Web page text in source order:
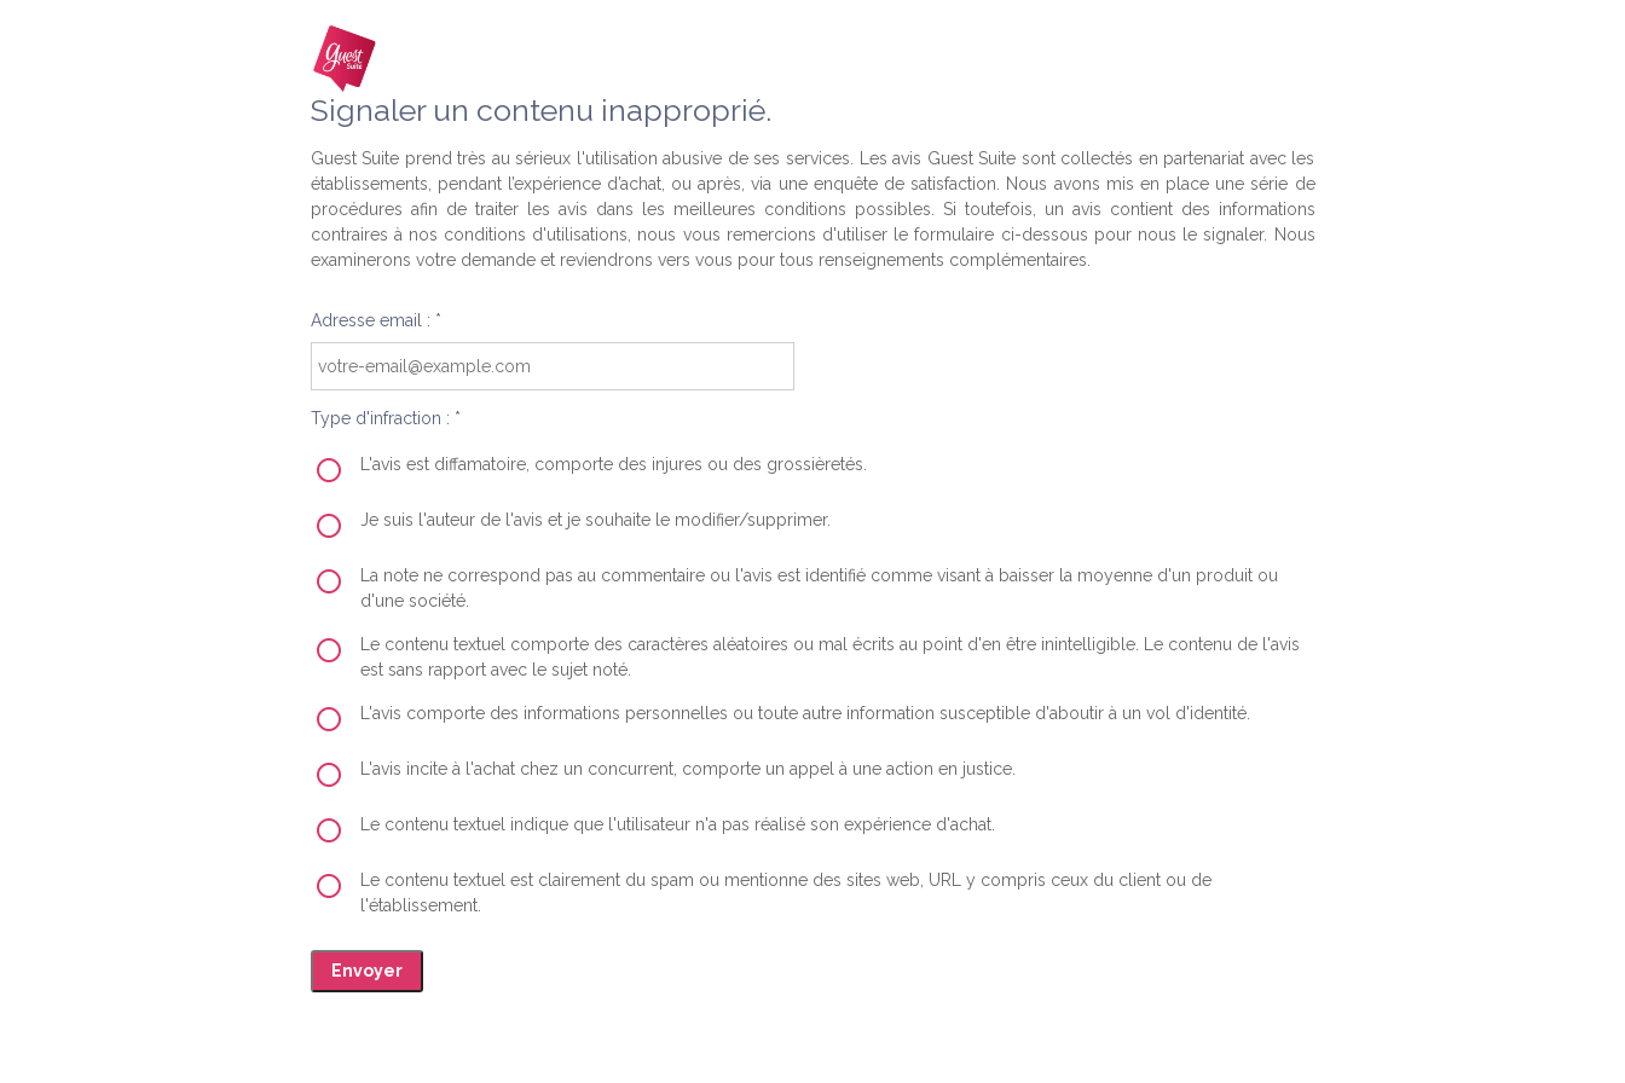
Signaler un contenu inapproprié.
Guest Suite prend très au sérieux l'utilisation abusive de ses services. Les avis Guest Suite sont collectés en partenariat avec les
établissements, pendant l’expérience d’achat, ou après, via une enquête de satisfaction. Nous avons mis en place une série de
procédures afin de traiter les avis dans les meilleures conditions possibles. Si toutefois, un avis contient des informations
contraires à nos conditions d'utilisations, nous vous remercions d'utiliser le formulaire ci-dessous pour nous le signaler. Nous
examinerons votre demande et reviendrons vers vous pour tous renseignements complémentaires.
Adresse email : *
Type d'infraction : *
L'avis est diffamatoire, comporte des injures ou des grossièretés.
Je suis l'auteur de l'avis et je souhaite le modifier/supprimer.
La note ne correspond pas au commentaire ou l'avis est identifié comme visant à baisser la moyenne d'un produit ou
d'une société.
Le contenu textuel comporte des caractères aléatoires ou mal écrits au point d'en être inintelligible. Le contenu de l'avis
est sans rapport avec le sujet noté.
L'avis comporte des informations personnelles ou toute autre information susceptible d'aboutir à un vol d'identité.
L'avis incite à l'achat chez un concurrent, comporte un appel à une action en justice.
Le contenu textuel indique que l'utilisateur n'a pas réalisé son expérience d'achat.
Le contenu textuel est clairement du spam ou mentionne des sites web, URL y compris ceux du client ou de
l'établissement.
Envoyer